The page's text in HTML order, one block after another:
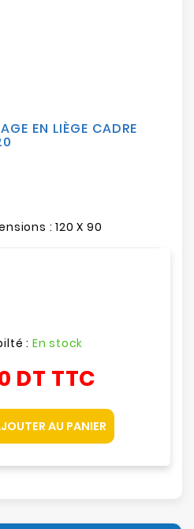
EN LIÈGE CADRE
: 120 X 90
: En stock
DT TTC
AU PANIER